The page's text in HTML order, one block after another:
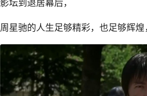
周星驰的人生足够精彩，也足够辉煌